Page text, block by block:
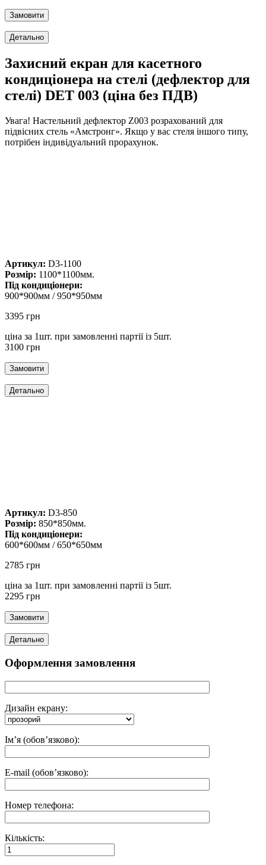
Захисний екран для касетного
кондиціонера на стелі (дефлектор для
стелі) DET 003 (ціна без ПДВ)
Увага! Настельний дефлектор Z003 розрахований для
підвісних стель «Амстронг». Якщо у вас стеля іншого типу,
потрібен індивідуальний прорахунок.
Артикул: D3-1100
Розмір: 1100*1100мм.
Під кондиціонери:
900*900мм / 950*950мм
3395 грн
ціна за 1шт. при замовленні партії із 5шт.
3100 грн
Артикул: D3-850
Розмір: 850*850мм.
Під кондиціонери:
600*600мм / 650*650мм
2785 грн
ціна за 1шт. при замовленні партії із 5шт.
2295 грн
Оформлення замовлення
Дизайн екрану:
Ім’я (обов’язково):
E-mail (обов’язково):
Номер телефона:
Кількість: